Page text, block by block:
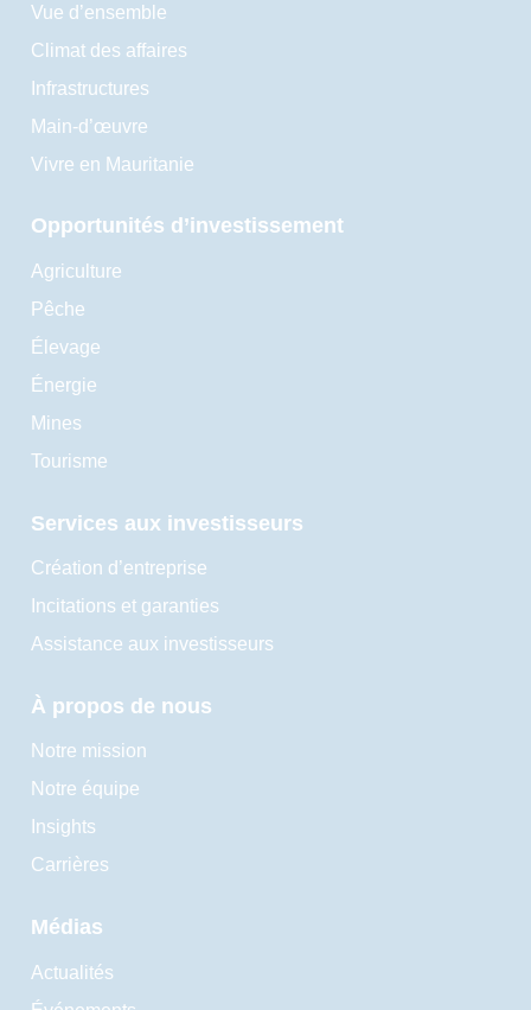
Vue d’ensemble
Climat des affaires
Infrastructures
Main-d’œuvre
Vivre en Mauritanie
Opportunités d’investissement
Agriculture
Pêche
Élevage
Énergie
Mines
Tourisme
Services aux investisseurs
Création d’entreprise
Incitations et garanties
Assistance aux investisseurs
À propos de nous
Notre mission
Notre équipe
Insights
Carrières
Médias
Actualités